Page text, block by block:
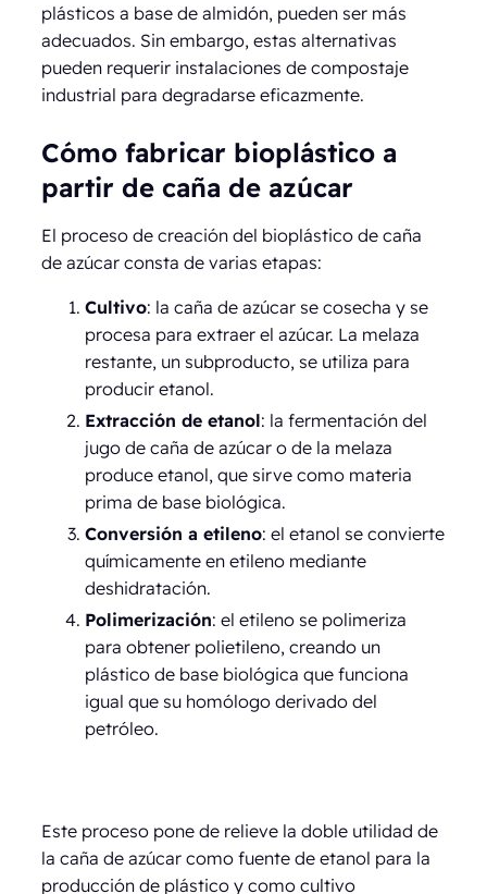
plásticos a base de almidón, pueden ser más
adecuados. Sin embargo, estas alternativas
pueden requerir instalaciones de compostaje
industrial para degradarse eficazmente.
Cómo fabricar bioplástico a
partir de caña de azúcar
El proceso de creación del bioplástico de caña
de azúcar consta de varias etapas:
Cultivo: la caña de azúcar se cosecha y se
procesa para extraer el azúcar. La melaza
restante, un subproducto, se utiliza para
producir etanol.
Extracción de etanol: la fermentación del
jugo de caña de azúcar o de la melaza
produce etanol, que sirve como materia
prima de base biológica.
Conversión a etileno: el etanol se convierte
químicamente en etileno mediante
deshidratación.
Polimerización: el etileno se polimeriza
para obtener polietileno, creando un
plástico de base biológica que funciona
igual que su homólogo derivado del
petróleo.
Este proceso pone de relieve la doble utilidad de
la caña de azúcar como fuente de etanol para la
producción de plástico y como cultivo